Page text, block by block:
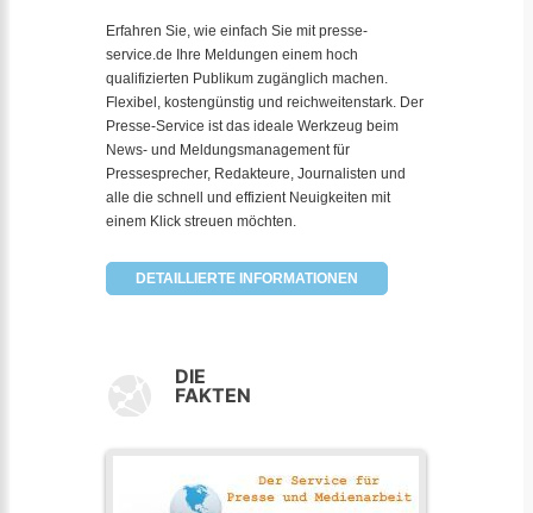
Erfahren Sie, wie einfach Sie mit presse-
service.de Ihre Meldungen einem hoch
qualifizierten Publikum zugänglich machen.
Flexibel, kostengünstig und reichweitenstark. Der
Presse-Service ist das ideale Werkzeug beim
News- und Meldungsmanagement für
Pressesprecher, Redakteure, Journalisten und
alle die schnell und effizient Neuigkeiten mit
einem Klick streuen möchten.
DETAILLIERTE INFORMATIONEN
DIE
FAKTEN